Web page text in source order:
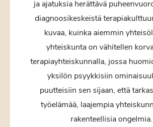
ja ajatuksia herättävä
diagnoosikeskeistä
kuvaa, kuinka aiemmin
yhteiskunta on vähitellen
terapiayhteiskunnalla, jossa
yksilön psyykkisiin
puutteisiin sen sijaan, että
työelämää, laajempia
rakenteellisia ongelmia.